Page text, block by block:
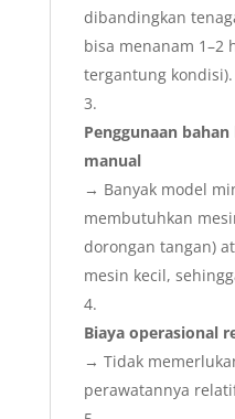
dibandingkan
bisa menanam 1–2
tergantung kondisi).
Penggunaan
manual
→ Banyak model
membutuhkan
dorongan tangan)
mesin kecil,
Biaya operasional
→ Tidak
perawatannya